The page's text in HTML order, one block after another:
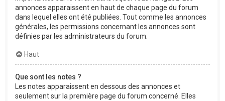
annonces apparaissent en haut de chaque page du forum
dans lequel elles ont été publiées. Tout comme les annonces
générales, les permissions concernant les annonces sont
définies par les administrateurs du forum.
Haut
Que sont les notes ?
Les notes apparaissent en dessous des annonces et
seulement sur la première page du forum concerné. Elles